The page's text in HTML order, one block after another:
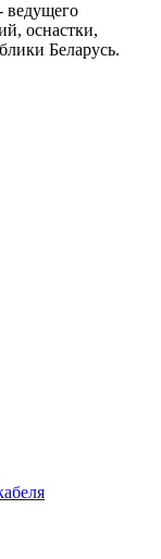
ведущего
оснастки,
Беларусь.